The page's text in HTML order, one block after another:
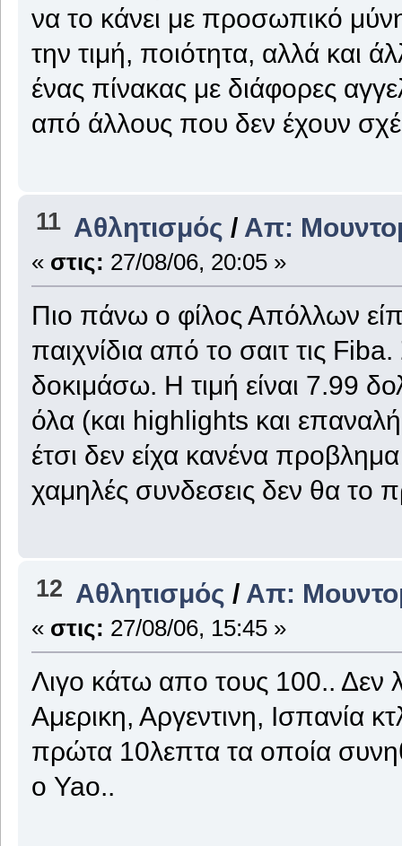
να το κάνει με προσωπικό
την τιμή, ποιότητα, αλλά και
ένας πίνακας με διάφορες
από άλλους που δεν έχουν
11 Αθλητισμός / Απ:
« στις: 27/08/06, 20:05 »
Πιο πάνω ο φίλος Απόλλων
παιχνίδια από το σαιτ τις
δοκιμάσω. Η τιμή είναι 7.99
όλα (και highlights και
έτσι δεν είχα κανένα
χαμηλές συνδεσεις δεν θα το
12 Αθλητισμός / Απ:
« στις: 27/08/06, 15:45 »
Λιγο κάτω απο τους 100..
Αμερικη, Αργεντινη, Ισπανία
πρώτα 10λεπτα τα οποία
ο Yao..